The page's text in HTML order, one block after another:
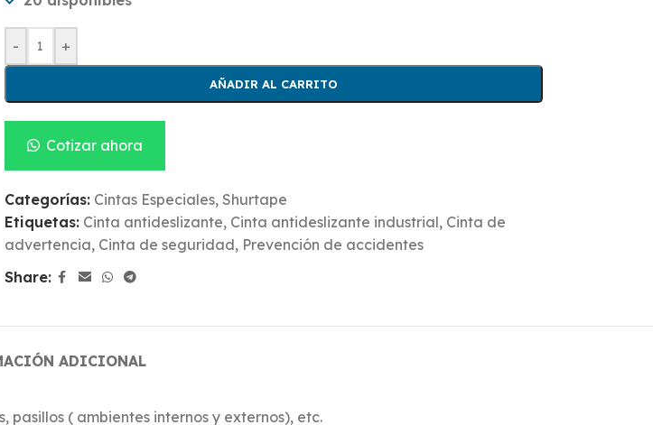
- +
AÑADIR AL CARRITO
Cotizar ahora
Categorías: Cintas Especiales, Shurtape
Etiquetas: Cinta antideslizante, Cinta antideslizante industrial, Cinta de
advertencia, Cinta de seguridad, Prevención de accidentes
Share:
ADICIONAL
( ambientes internos y externos), etc.